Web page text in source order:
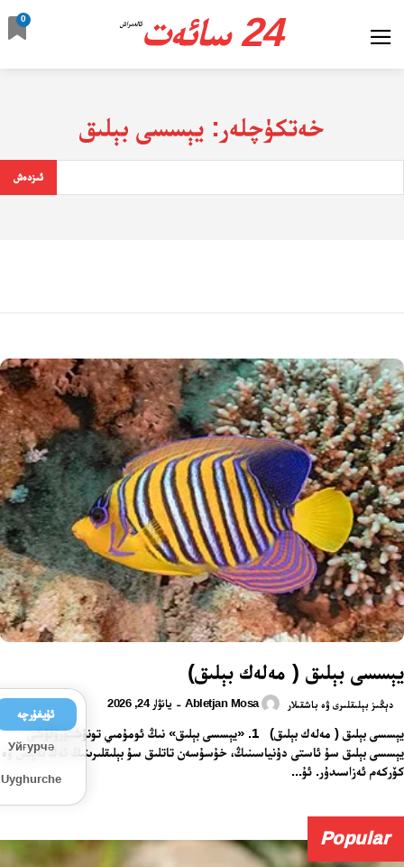
24 سائەت ئالدىراش
0
خەتكۈچلەر: يېسسى بېلىق
ئىزدەش
يېسسى بېلىق ( مەلەك بېلىق)
دېڭىز بېلىقلىرى ۋە باشقىلار Abletjan Mosa
- يانۋار 24, 2026
يېسسى بېلىق ( مەلەك بېلىق) 1. «يېسسى بېلىق» نىڭ ئومۇمىي تونۇشتۇرۇلۇشى
يېسسى بېلىق سۇ ئاستى دۇنياسىنىڭ، خۇسۇسەن تاتلىق سۇ بېلىقلىرىنىڭ ئەڭ نەپىس ۋە
كۆركەم ئەزاسىدۇر. ئۇ...
Popular
ئۇيغۇرچە
Уйғурчә
Uyghurche